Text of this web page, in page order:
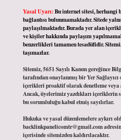
Yasal Uyarı:Bu internet sitesi, herhangi
bağlantısı bulunmamaktadır. Sitede
paylaşılmaktadır. Burada yer alan
ve kişiler hakkında paylaşım
benzerlikleri tamamen tesadüfidir.
taşımazlar.
Sitemiz, 5651 Sayılı Kanun gereğince
tarafından onaylanmış bir Yer
içerikleri proaktif olarak denetleme
Ancak, üyelerimiz yazdıkları içeriklerin
bu sorumluluğu kabul etmiş sayılırlar.
Hukuka ve yasal düzenlemelere aykırı
backlinkpanelicomtr@gmail.com
içerisinde sitemizden kaldırılacaktır.